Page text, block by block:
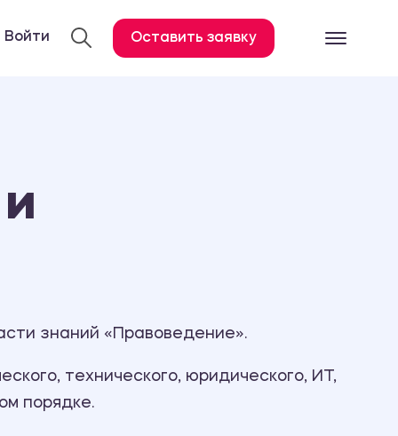
Дневник по практике
Войти Оставить заявку
знаний «Правоведение».
технического, юридического, ИТ,
порядке.